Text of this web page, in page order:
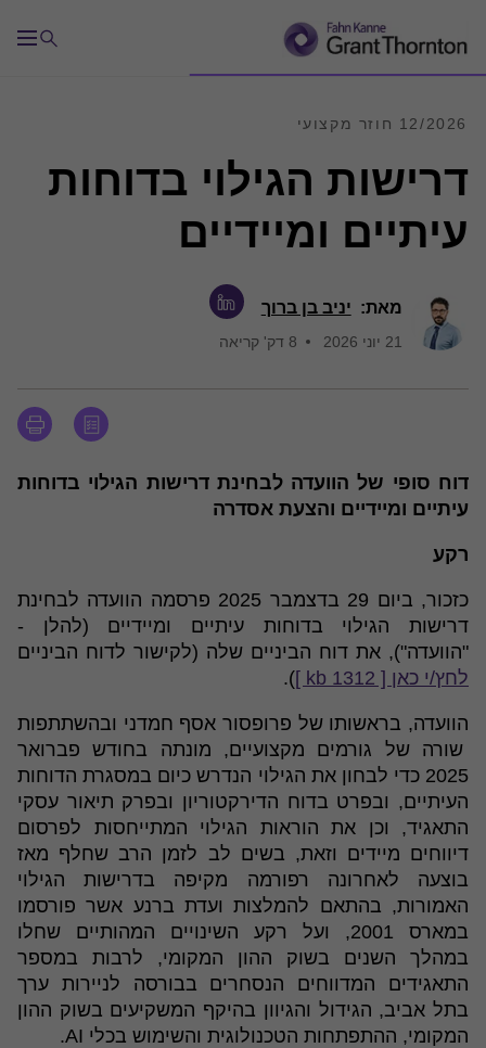
דרישות הגילוי בדוחות
עיתיים ומיידיים
12/2026 חוזר מקצועי
מאת: יניב בן ברוך
21 יוני 2026 8 דק' קריאה
דוח סופי של הוועדה לבחינת דרישות הגילוי בדוחות
עיתיים ומיידיים והצעת אסדרה
רקע
כזכור, ביום 29 בדצמבר 2025 פרסמה הוועדה לבחינת
דרישות הגילוי בדוחות עיתיים ומיידיים (להלן -
"הוועדה"), את דוח הביניים שלה (לקישור לדוח הביניים
לחץ/י כאן [ 1312 kb ]
).
הוועדה, בראשותו של פרופסור אסף חמדני ובהשתתפות
שורה של גורמים מקצועיים, מונתה בחודש פברואר
2025 כדי לבחון את הגילוי הנדרש כיום במסגרת הדוחות
העיתיים, ובפרט בדוח הדירקטוריון ובפרק תיאור עסקי
התאגיד, וכן את הוראות הגילוי המתייחסות לפרסום
דיווחים מיידים וזאת, בשים לב לזמן הרב שחלף מאז
בוצעה לאחרונה רפורמה מקיפה בדרישות הגילוי
האמורות, בהתאם להמלצות ועדת ברנע אשר פורסמו
במארס 2001, ועל רקע השינויים המהותיים שחלו
במהלך השנים בשוק ההון המקומי, לרבות במספר
התאגידים המדווחים הנסחרים בבורסה לניירות ערך
בתל אביב, הגידול והגיוון בהיקף המשקיעים בשוק ההון
המקומי, ההתפתחות הטכנולוגית והשימוש בכלי AI.